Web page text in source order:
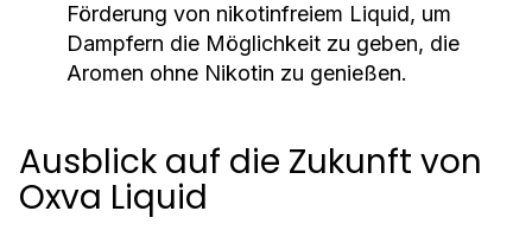
Förderung von nikotinfreiem Liquid, um
Dampfern die Möglichkeit zu geben, die
Aromen ohne Nikotin zu genießen.
Ausblick auf die Zukunft von
Oxva Liquid